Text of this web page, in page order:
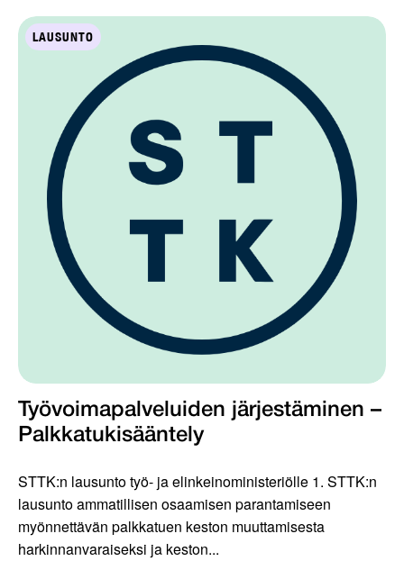
LAUSUNTO
Työvoimapalveluiden järjestäminen –
Palkkatukisääntely
STTK:n lausunto työ- ja elinkeinoministeriölle 1. STTK:n
lausunto ammatillisen osaamisen parantamiseen
myönnettävän palkkatuen keston muuttamisesta
harkinnanvaraiseksi ja keston...